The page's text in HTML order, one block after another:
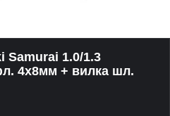
Samurai 1.0/1.3
4x8мм + вилка шл.